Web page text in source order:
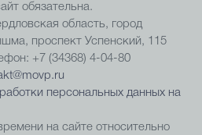
обязательна.
область, город
проспект Успенский, 115
+7 (34368) 4-04-80
персональных данных на
на сайте относительно